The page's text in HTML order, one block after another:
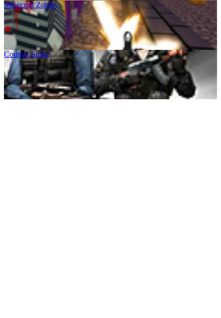
Minecraft Zombi
Counter Strike